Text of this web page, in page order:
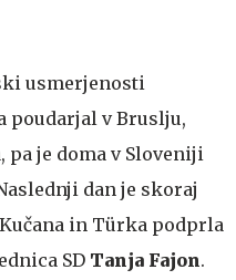
usmerjenosti
poudarjal v Bruslju,
pa je doma v Sloveniji
dan je skoraj
in Türka podprla
SD Tanja Fajon.